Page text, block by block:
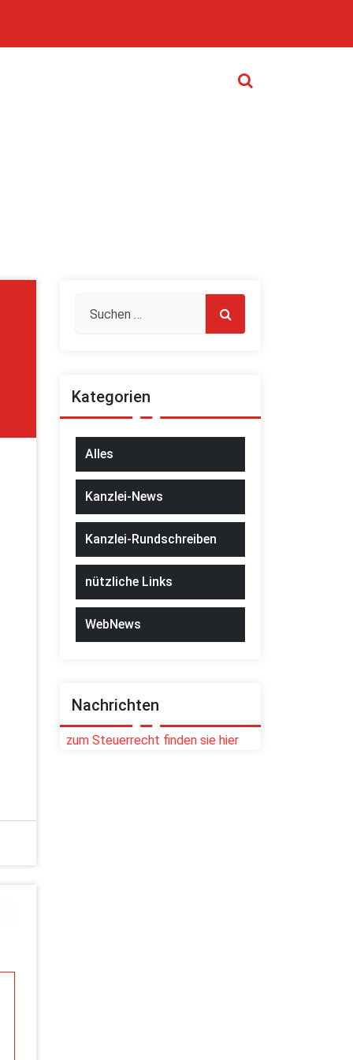
Kategorien
Alles
Kanzlei-News
Kanzlei-Rundschreiben
nützliche Links
WebNews
Nachrichten
zum Steuerrecht finden sie hier